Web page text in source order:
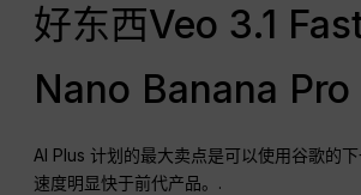
好东西Veo 3.1
Nano Banana Pro
AI Plus 计划的最大卖点是可以使用谷歌的
速度明显快于前代产品。.